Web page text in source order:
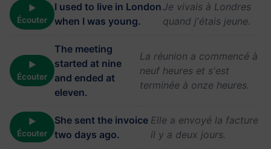
▶
Écouter
I used to live in London
when I was young.
Je vivais à Londres
quand j'étais jeune.
▶
Écouter
The meeting
started at nine
and ended at
eleven.
La réunion a commencé à
neuf heures et s'est
terminée à onze heures.
▶
Écouter
She sent the invoice
two days ago.
Elle a envoyé la facture
il y a deux jours.